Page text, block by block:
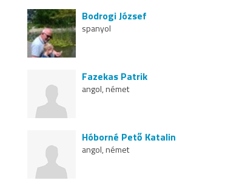
Bodrogi József
spanyol
Fazekas Patrik
angol, német
Hóborné Pető Katalin
angol, német